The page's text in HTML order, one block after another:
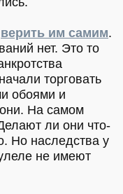
верить им самим.
нет. Это то
торговать
обоями и
они. На самом
ли они что-
Но наследства у
не имеют